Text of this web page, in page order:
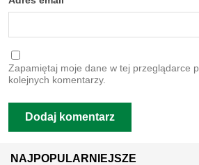
Zapamiętaj moje dane w tej przeglądarce
kolejnych komentarzy.
NAJPOPULARNIEJSZE